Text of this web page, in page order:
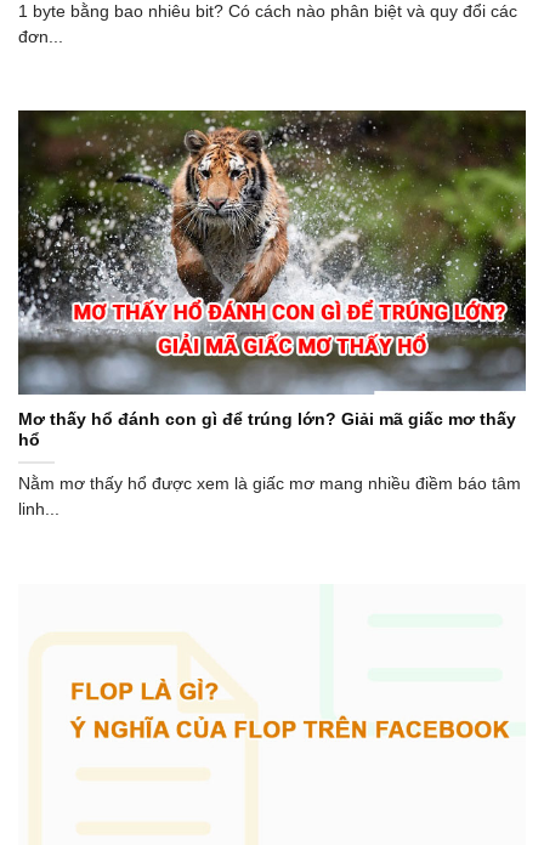
1 byte bằng bao nhiêu bit? Có cách nào phân biệt và quy đổi các
đơn...
Mơ thấy hổ đánh con gì để trúng lớn? Giải mã giấc mơ thấy
hổ
Nằm mơ thấy hổ được xem là giấc mơ mang nhiều điềm báo tâm
linh...